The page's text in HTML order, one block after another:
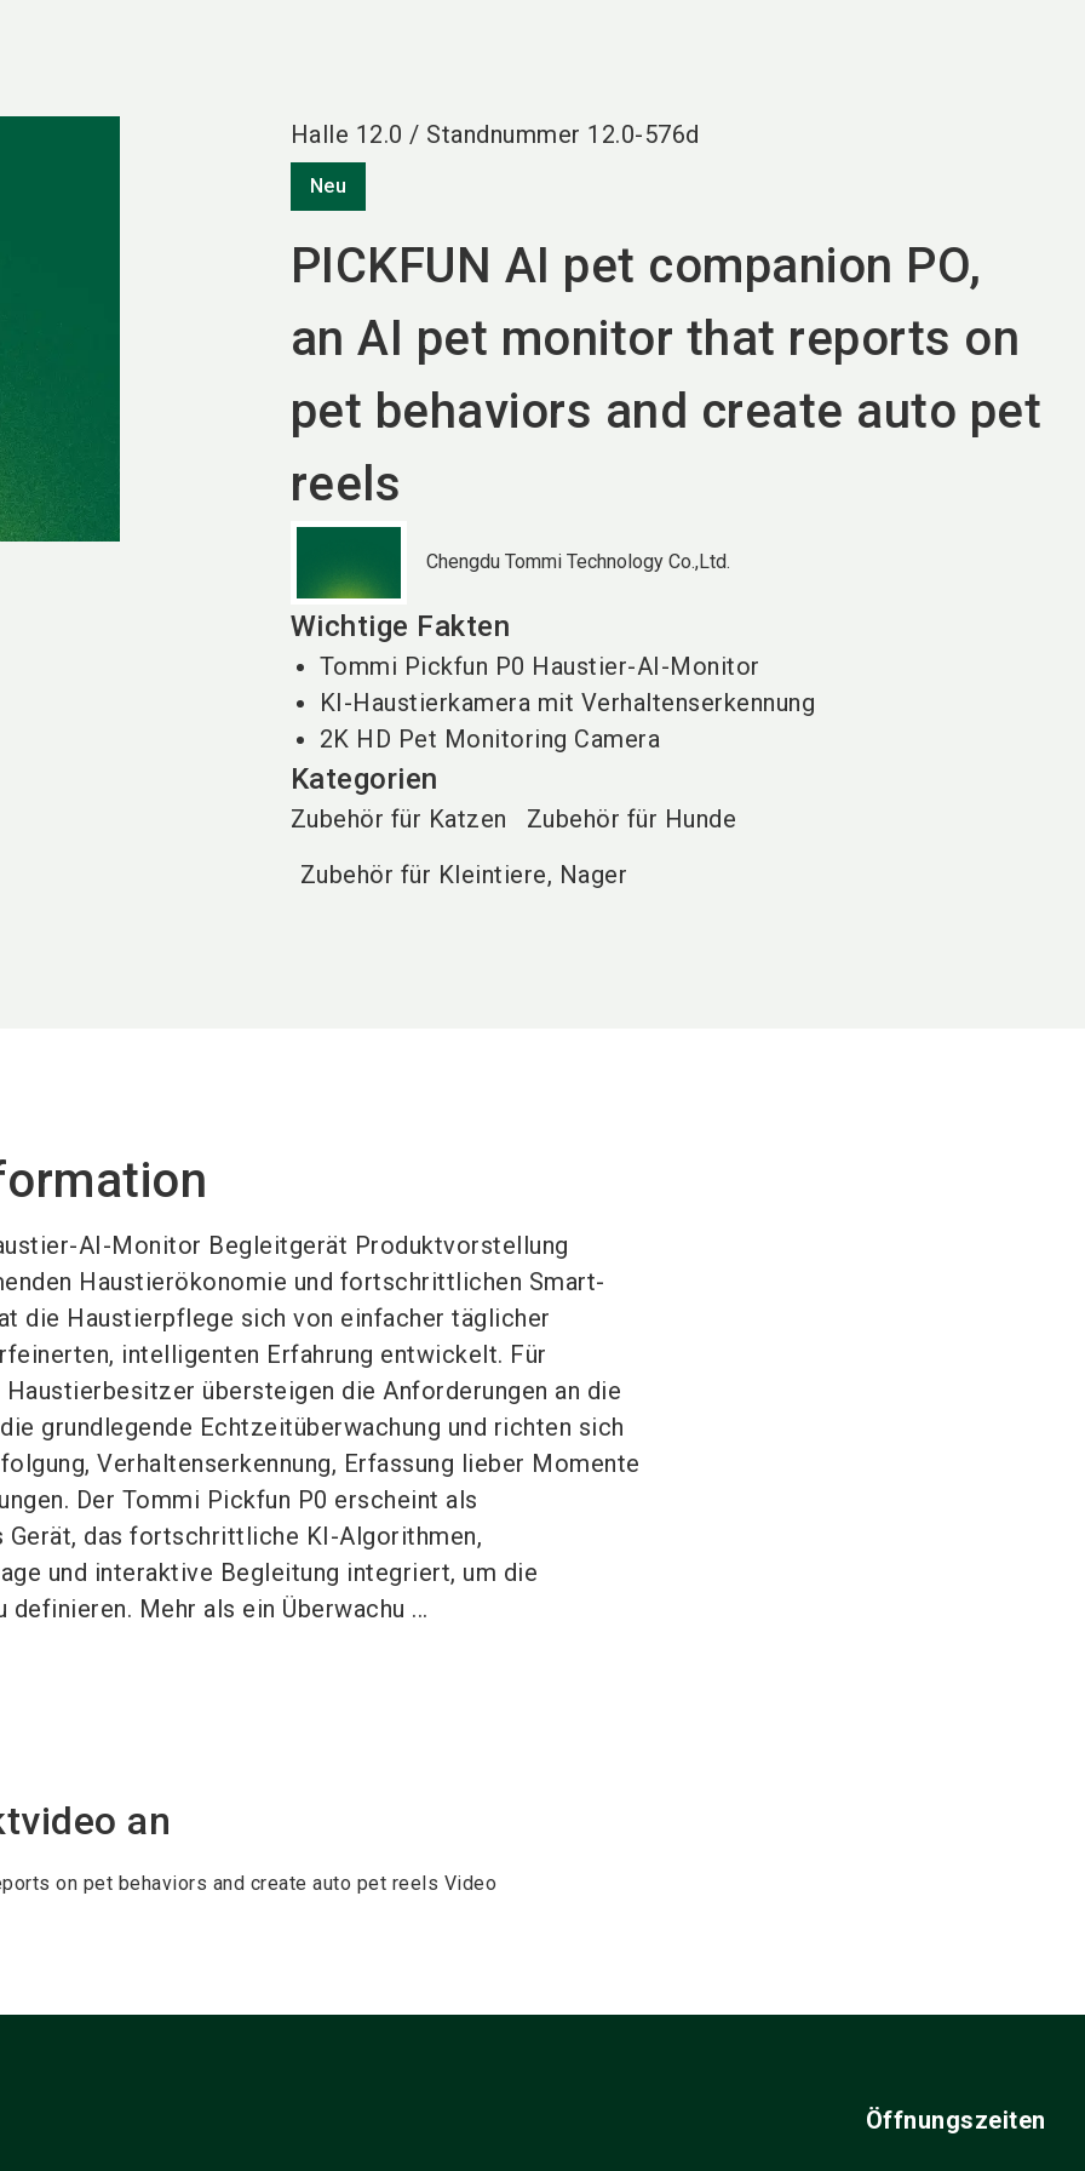
Halle 12.0 / Standnummer 12.0-576d
Neu
PICKFUN AI pet companion PO,
an AI pet monitor that reports on
pet behaviors and create auto pet
reels
Chengdu Tommi Technology Co.,Ltd.
Wichtige Fakten
Tommi Pickfun P0 Haustier-AI-Monitor
KI-Haustierkamera mit Verhaltenserkennung
2K HD Pet Monitoring Camera
Kategorien
Zubehör für Katzen
Zubehör für Hunde
Zubehör für Kleintiere, Nager
AI-Monitor Begleitgerät Produktvorstellung
Haustierökonomie und fortschrittlichen Smart-
die Haustierpflege sich von einfacher täglicher
intelligenten Erfahrung entwickelt. Für
übersteigen die Anforderungen an die
grundlegende Echtzeitüberwachung und richten sich
Verhaltenserkennung, Erfassung lieber Momente
Der Tommi Pickfun P0 erscheint als
das fortschrittliche KI-Algorithmen,
und interaktive Begleitung integriert, um die
Mehr als ein Überwachu ...
an
on pet behaviors and create auto pet reels Video
Öffnungszeiten